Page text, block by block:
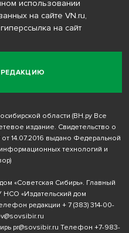
РЕДАКЦИЮ
использовании
на сайте VN.ru,
на сайт
области (ВН.ру Все
издание. Свидетельство о
14.07.2016 выдано Федеральной
технологий и
«Советская Сибирь». Главный
НСО «Издательский дом
редакции + 7 (383) 314-00-
pr@sovsibir.ru Телефон +7-983-